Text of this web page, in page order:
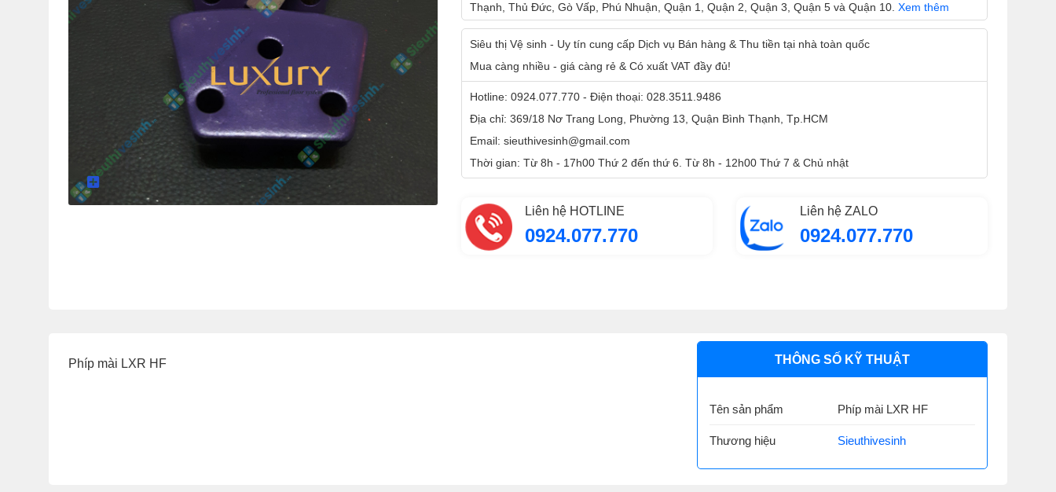
Thạnh, Thủ Đức, Gò Vấp, Phú Nhuận, Quận 1, Quận 2, Quận 3, Quận 5 và Quận 10. Xem thêm
Siêu thị Vệ sinh - Uy tín cung cấp Dịch vụ Bán hàng & Thu tiền tại nhà toàn quốc
Mua càng nhiều - giá càng rẻ & Có xuất VAT đầy đủ!
Hotline: 0924.077.770 - Điện thoại: 028.3511.9486
Địa chỉ: 369/18 Nơ Trang Long, Phường 13, Quận Bình Thạnh, Tp.HCM
Email: sieuthivesinh@gmail.com
Thời gian: Từ 8h - 17h00 Thứ 2 đến thứ 6. Từ 8h - 12h00 Thứ 7 & Chủ nhật
Liên hệ HOTLINE
0924.077.770
Liên hệ ZALO
0924.077.770
Phíp mài LXR HF THÔNG SỐ KỸ THUẬT
Tên sản phẩm Phíp mài LXR HF
Thương hiệu Sieuthivesinh